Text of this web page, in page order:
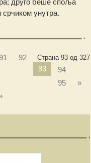
срчиком унутра.
Страна 93 од 327
92
93
94
95
»